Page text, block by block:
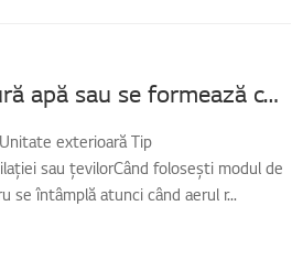
[LG Aer Condiționat] De ce picură apă sau se formează condens pe aparatul de aer condiționat?
exterioară Tip
sau țevilorCând folosești modul de
se întâmplă atunci când aerul r...